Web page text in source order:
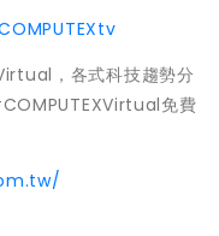
，各式科技趨勢分
免費